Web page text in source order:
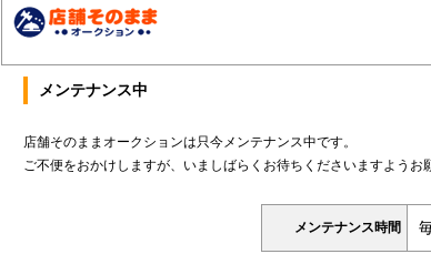
メンテナンス中
店舗そのままオークションは只今メンテナンス中です。
ご不便をおかけしますが、いましばらくお待ちくださいますようお
メンテナンス時間